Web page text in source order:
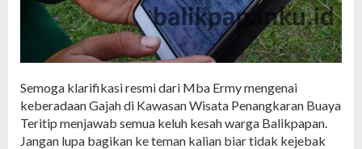
Semoga klarifikasi resmi dari Mba Ermy mengenai
keberadaan Gajah di Kawasan Wisata Penangkaran Buaya
Teritip menjawab semua keluh kesah warga Balikpapan.
Jangan lupa bagikan ke teman kalian biar tidak kejebak